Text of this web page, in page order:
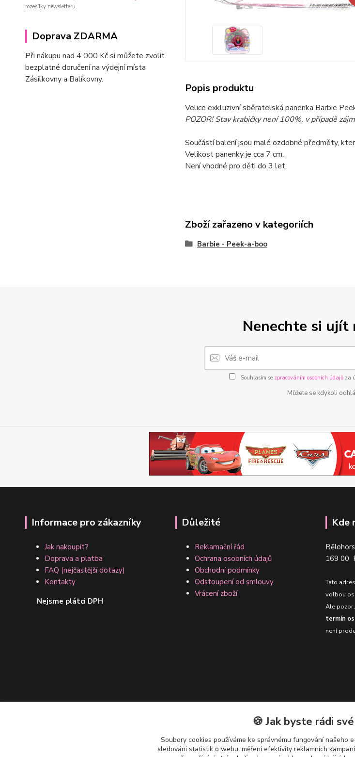
rozesílky newsletteru.
Doprava ZDARMA
Při nákupu nad 4 000 Kč si můžete zvolit
bezplatné doručení na výdejní místa
Zásilkovny a Balíkovny.
Popis produktu
Velice exkluzivní sběratelská panenka Barbie
POZOR! Stav krabičky není 100%, v případě
Součástí balení jsou malé ozdobné předměty,
Velikost panenky je cca 7 cm.
Není vhodné pro děti do 3 let.
Zboží zařazeno v kategoriích
Barbie - Peek-a-boo
Nenechte si ujít
Souhlasím se zpracováním osobních údajůza
Můžete se kdykoli
Informace pro zákazníky
Jak nakoupit?
Doprava a platba
FAQ (nejčastější dotazy)
Kontakty
Nejsme plátci DPH
Důležité
Reklamační řád
Ochrana osobních údajů
Obchodní podmínky
Odstoupení od smlouvy
Vrácení zboží
Kde
169 00
Tato
volbou
Ale pozor,
termín
není
🍪 Jak byste rádi
Soubory cookies používáme ke správnému fungování našeho
sledování statistik o webu, měření efektivity reklamních